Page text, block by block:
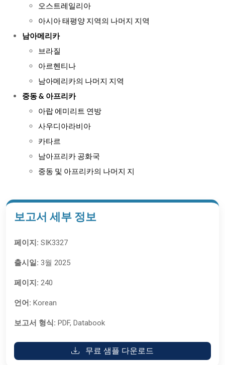
오스트레일리아
아시아 태평양 지역의 나머지 지역
남아메리카
브라질
아르헨티나
남아메리카의 나머지 지역
중동 & 아프리카
아랍 에미리트 연방
사우디아라비아
카타르
남아프리카 공화국
중동 및 아프리카의 나머지 지
보고서 세부 정보
페이지: SIK3327
출시일: 3월 2025
페이지: 240
언어: Korean
보고서 형식: PDF, Databook
무료 샘플 다운로드